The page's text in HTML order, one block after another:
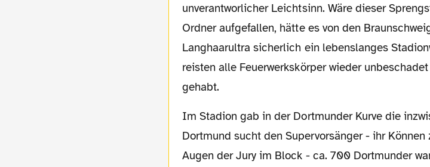
unverantworlicher Leichtsinn. Wäre dieser
Ordner aufgefallen, hätte es von den
Langhaarultra sicherlich ein lebenslanges
reisten alle Feuerwerkskörper wieder
gehabt.
Im Stadion gab in der Dortmunder Kurve die inzwischen bekannte „Gruppa DSDSV“ -
Dortmund sucht den Supervorsänger - ihr
Augen der Jury im Block - ca. 700 Dortmunder